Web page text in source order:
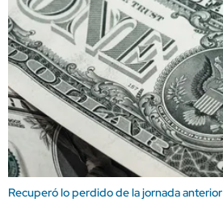
Recuperó lo perdido de la jornada anterior